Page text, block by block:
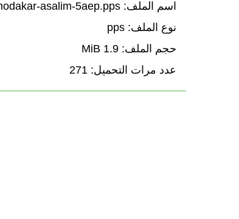
اسم الملف: Course-jamaa-almodakar-asalim-5aep.pps
نوع الملف: pps
حجم الملف: 1.9 MiB
عدد مرات التحميل: 271